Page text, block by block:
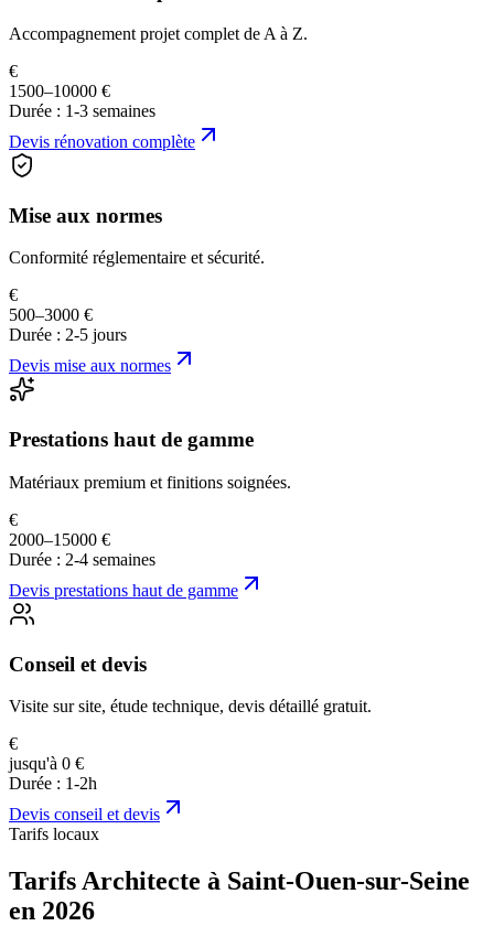
Accompagnement projet complet de A à Z.
€
1500–10000 €
Durée : 1-3 semaines
Devis rénovation complète
Mise aux normes
Conformité réglementaire et sécurité.
€
500–3000 €
Durée : 2-5 jours
Devis mise aux normes
Prestations haut de gamme
Matériaux premium et finitions soignées.
€
2000–15000 €
Durée : 2-4 semaines
Devis prestations haut de gamme
Conseil et devis
Visite sur site, étude technique, devis détaillé gratuit.
€
jusqu'à 0 €
Durée : 1-2h
Devis conseil et devis
Tarifs locaux
Tarifs Architecte à Saint-Ouen-sur-Seine
en 2026